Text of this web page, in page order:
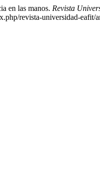
en las manos. Revista
revista-universidad-eafit/